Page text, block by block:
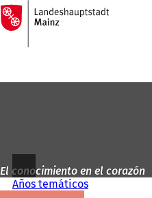
Saltar al contenido
A
la
página
El conocimiento en el corazón
Años temáticos